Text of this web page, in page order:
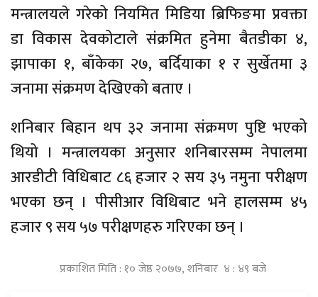
मन्त्रालयले गरेको नियमित मिडिया ब्रिफिङमा प्रवक्ता
डा विकास देवकोटाले संक्रमित हुनेमा बैतडीका ४,
झापाका १, बाँकेका २७, बर्दियाका १ र सुर्खेतमा ३
जनामा संक्रमण देखिएको बताए ।
शनिबार बिहान थप ३२ जनामा संक्रमण पुष्टि भएको
थियो । मन्त्रालयका अनुसार शनिबारसम्म नेपालमा
आरडीटी विधिबाट ८६ हजार २ सय ३५ नमुना परीक्षण
भएका छन् । पीसीआर विधिबाट भने हालसम्म ४५
हजार ९ सय ५७ परीक्षणहरु गरिएका छन् ।
प्रकाशित मिति : १० जेष्ठ २०७७, शनिबार ४ : ४९ बजे